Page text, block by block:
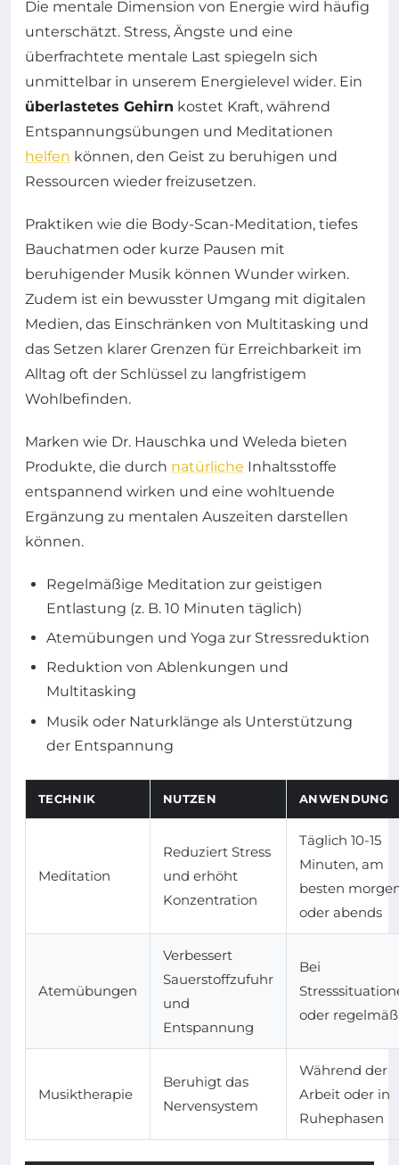
Die mentale Dimension von Energie wird häufig
unterschätzt. Stress, Ängste und eine
überfrachtete mentale Last spiegeln sich
unmittelbar in unserem Energielevel wider. Ein
überlastetes Gehirn kostet Kraft, während
Entspannungsübungen und Meditationen
helfen können, den Geist zu beruhigen und
Ressourcen wieder freizusetzen.
Praktiken wie die Body-Scan-Meditation, tiefes
Bauchatmen oder kurze Pausen mit
beruhigender Musik können Wunder wirken.
Zudem ist ein bewusster Umgang mit digitalen
Medien, das Einschränken von Multitasking und
das Setzen klarer Grenzen für Erreichbarkeit im
Alltag oft der Schlüssel zu langfristigem
Wohlbefinden.
Marken wie Dr. Hauschka und Weleda bieten
Produkte, die durch natürliche Inhaltsstoffe
entspannend wirken und eine wohltuende
Ergänzung zu mentalen Auszeiten darstellen
können.
Regelmäßige Meditation zur geistigen
Entlastung (z. B. 10 Minuten täglich)
Atemübungen und Yoga zur Stressreduktion
Reduktion von Ablenkungen und
Multitasking
Musik oder Naturklänge als Unterstützung
der Entspannung
TECHNIK NUTZEN ANWENDUNG
Meditation
Reduziert Stress
und erhöht
Konzentration
Täglich 10-15
Minuten, am
besten
oder abends
Atemübungen
Verbessert
Sauerstoffzufuhr
und
Entspannung
Bei
oder
Musiktherapie
Beruhigt das
Nervensystem
Während der
Arbeit oder in
Ruhephasen